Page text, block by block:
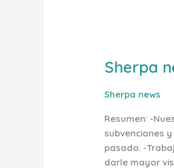
a
los
de
la
crisis
Sherpa
Sherpa news
Resumen: -
subvenciones
pasado. -
darle mayor
news:
de